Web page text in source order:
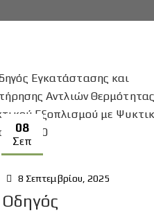
08
Σεπ
8 Σεπτεμβρίου, 2025
Οδηγός